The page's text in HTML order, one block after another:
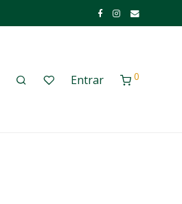
Entrar 0